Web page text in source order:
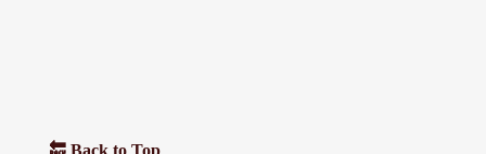
🔙 Back to Top